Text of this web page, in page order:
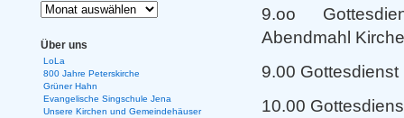
9.oo
Abendmahl
9.00
10.00
Über uns
LoLa
800 Jahre Peterskirche
Grüner Hahn
Evangelische Singschule Jena
Unsere Kirchen und Gemeindehäuser